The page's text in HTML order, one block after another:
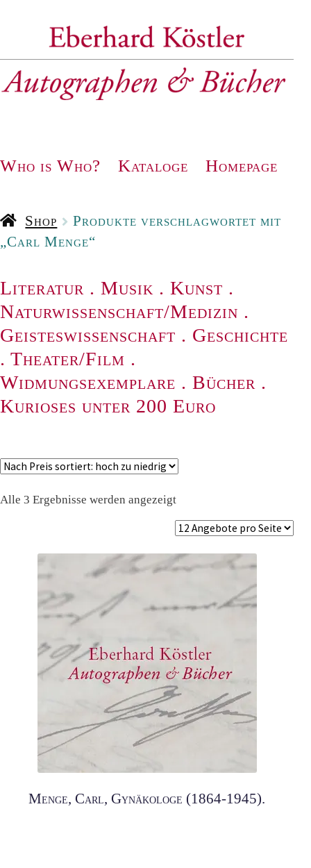
Navigation
Who is Who? Kataloge Homepage
Shop
Produkte verschlagwortet mit
„Carl Menge“
Literatur . Musik . Kunst .
Naturwissenschaft/Medizin .
Geisteswissenschaft . Geschichte
. Theater/Film .
Widmungsexemplare . Bücher .
Kurioses unter 200 Euro
Alle 3 Ergebnisse werden angezeigtNach
sortiert:
Menge, Carl, Gynäkologe (1864-1945).